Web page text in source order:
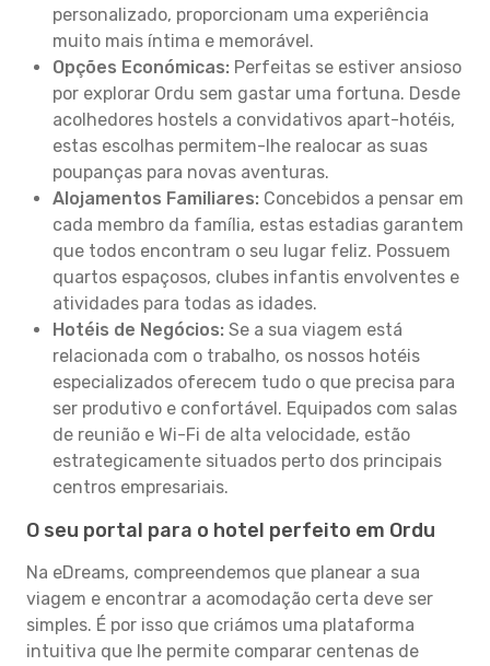
personalizado, proporcionam uma experiência
muito mais íntima e memorável.
Opções Económicas: Perfeitas se estiver ansioso
por explorar Ordu sem gastar uma fortuna. Desde
acolhedores hostels a convidativos apart-hotéis,
estas escolhas permitem-lhe realocar as suas
poupanças para novas aventuras.
Alojamentos Familiares: Concebidos a pensar em
cada membro da família, estas estadias garantem
que todos encontram o seu lugar feliz. Possuem
quartos espaçosos, clubes infantis envolventes e
atividades para todas as idades.
Hotéis de Negócios: Se a sua viagem está
relacionada com o trabalho, os nossos hotéis
especializados oferecem tudo o que precisa para
ser produtivo e confortável. Equipados com salas
de reunião e Wi-Fi de alta velocidade, estão
estrategicamente situados perto dos principais
centros empresariais.
O seu portal para o hotel perfeito em Ordu
Na eDreams, compreendemos que planear a sua
viagem e encontrar a acomodação certa deve ser
simples. É por isso que criámos uma plataforma
intuitiva que lhe permite comparar centenas de